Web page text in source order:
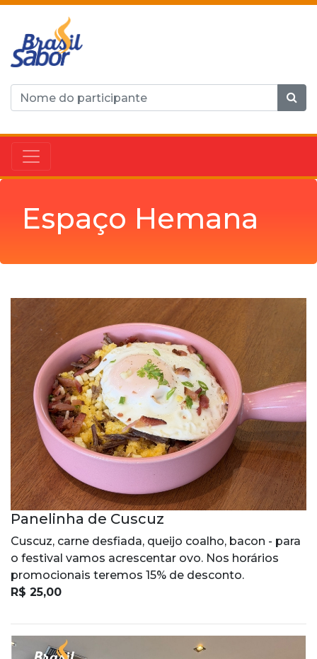
Espaço Hemana
Panelinha de Cuscuz
Cuscuz, carne desfiada, queijo coalho, bacon - para
o festival vamos acrescentar ovo. Nos horários
promocionais teremos 15% de desconto.
R$ 25,00